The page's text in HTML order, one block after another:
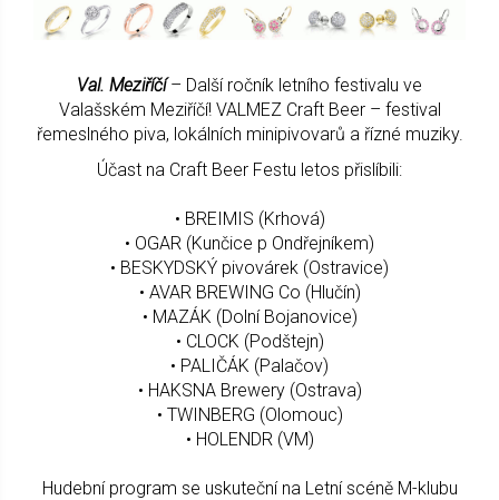
Val. Meziříčí – Další ročník letního festivalu ve
Valašském Meziříčí! VALMEZ Craft Beer – festival
řemeslného piva, lokálních minipivovarů a řízné muziky.
Účast na Craft Beer Festu letos přislíbili:
• BREIMIS (Krhová)
• OGAR (Kunčice p Ondřejníkem)
• BESKYDSKÝ pivovárek (Ostravice)
• AVAR BREWING Co (Hlučín)
• MAZÁK (Dolní Bojanovice)
• CLOCK (Podštejn)
• PALIČÁK (Palačov)
• HAKSNA Brewery (Ostrava)
• TWINBERG (Olomouc)
• HOLENDR (VM)
Hudební program se uskuteční na Letní scéně M-klubu